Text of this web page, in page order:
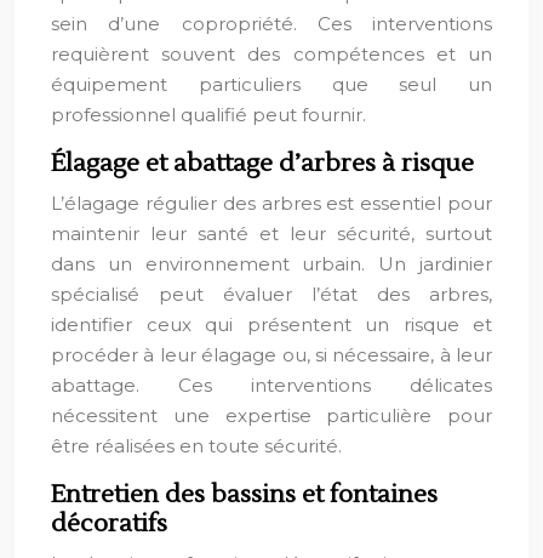
sein d’une copropriété. Ces interventions
requièrent souvent des compétences et un
équipement particuliers que seul un
professionnel qualifié peut fournir.
Élagage et abattage d’arbres à risque
L’élagage régulier des arbres est essentiel pour
maintenir leur santé et leur sécurité, surtout
dans un environnement urbain. Un jardinier
spécialisé peut évaluer l’état des arbres,
identifier ceux qui présentent un risque et
procéder à leur élagage ou, si nécessaire, à leur
abattage. Ces interventions délicates
nécessitent une expertise particulière pour
être réalisées en toute sécurité.
Entretien des bassins et fontaines
décoratifs